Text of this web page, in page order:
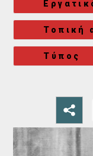
Τοπική
Τύπος